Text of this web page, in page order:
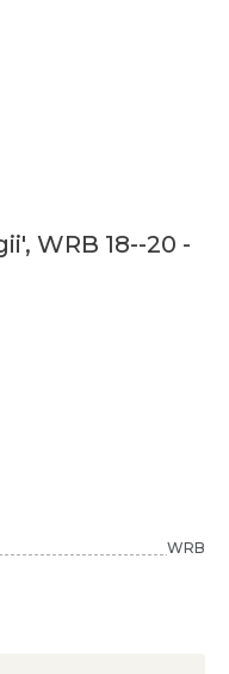
WRB 18--20 -
WRB